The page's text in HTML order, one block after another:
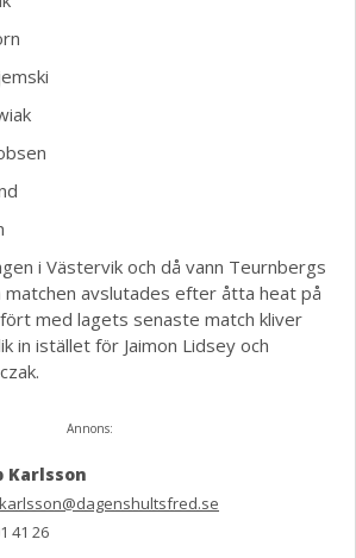
i Västervik och då vann Teurnbergs
matchen avslutades efter åtta heat på
med lagets senaste match kliver
in istället för Jaimon Lidsey och
Annons:
Karlsson
41 26